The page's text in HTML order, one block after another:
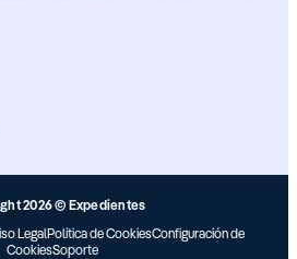
2026 © Expedientes
LegalPolítica de CookiesConfiguración de
CookiesSoporte